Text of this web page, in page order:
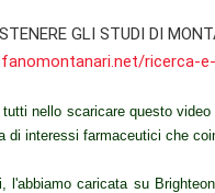
GLI STUDI DI
ricerca-
nello scaricare questo
di interessi farmaceutici che
l'abbiamo caricata su